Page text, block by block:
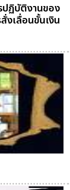
ปฏิบัติงานของ
งเลื่อนขั้นเงิน